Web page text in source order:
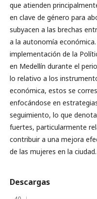
que atienden
en clave de género para
subyacen a las brechas
a la autonomía
implementación de la
en Medellín durante el
lo relativo a los
económica, estos se
enfocándose en
seguimiento, lo que
fuertes, particularmente
contribuir a una mejora
de las mujeres en la ciudad.
Descargas